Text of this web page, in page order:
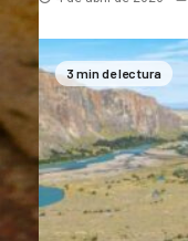
3 min de lectura